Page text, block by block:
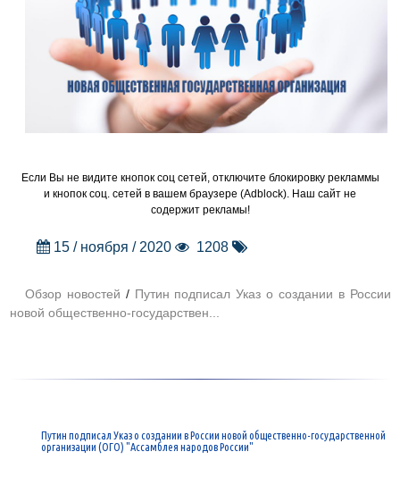
Если Вы не видите кнопок соц сетей, отключите блокировку рекламмы
и кнопок соц. сетей в вашем браузере (Adblock). Наш сайт не
содержит рекламы!
15 / ноября / 2020 1208
Обзор новостей /Путин подписал Указ о создании в России
новой общественно-государствен...
Путин подписал Указ о создании в России новой общественно-государственной
организации (ОГО) "Ассамблея народов России"